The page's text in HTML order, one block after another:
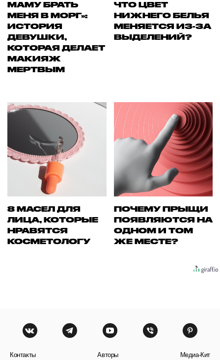
МАМУ БРАТЬ
МЕНЯ В МОРГ»:
ИСТОРИЯ
ДЕВУШКИ,
КОТОРАЯ ДЕЛАЕТ
МАКИЯЖ
МЕРТВЫМ
ЧТО ЦВЕТ
НИЖНЕГО БЕЛЬЯ
МЕНЯЕТСЯ ИЗ-ЗА
ВЫДЕЛЕНИЙ?
8 МАСЕЛ ДЛЯ
ЛИЦА, КОТОРЫЕ
НРАВЯТСЯ
КОСМЕТОЛОГУ
ПОЧЕМУ ПРЫЩИ
ПОЯВЛЯЮТСЯ НА
ОДНОМ И ТОМ
ЖЕ МЕСТЕ?
Контакты Авторы Медиа-Кит